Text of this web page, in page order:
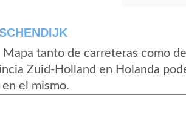
tanto de carreteras como
Zuid-Holland en Holanda
el mismo.